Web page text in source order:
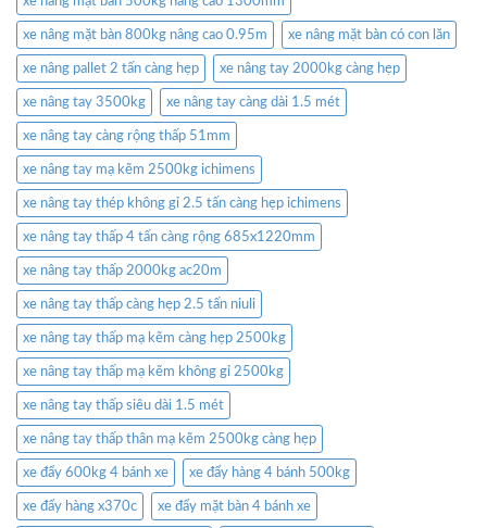
xe nâng mặt bàn 800kg nâng cao 0.95m xe nâng mặt bàn có con lăn
xe nâng pallet 2 tấn càng hẹp xe nâng tay 2000kg càng hẹp
xe nâng tay 3500kg xe nâng tay càng dài 1.5 mét
xe nâng tay càng rộng thấp 51mm
xe nâng tay mạ kẽm 2500kg ichimens
xe nâng tay thép không gỉ 2.5 tấn càng hẹp ichimens
xe nâng tay thấp 4 tấn càng rộng 685x1220mm
xe nâng tay thấp 2000kg ac20m
xe nâng tay thấp càng hẹp 2.5 tấn niuli
xe nâng tay thấp mạ kẽm càng hẹp 2500kg
xe nâng tay thấp mạ kẽm không gỉ 2500kg
xe nâng tay thấp siêu dài 1.5 mét
xe nâng tay thấp thân mạ kẽm 2500kg càng hẹp
xe đẩy 600kg 4 bánh xe xe đẩy hàng 4 bánh 500kg
xe đẩy hàng x370c xe đẩy mặt bàn 4 bánh xe